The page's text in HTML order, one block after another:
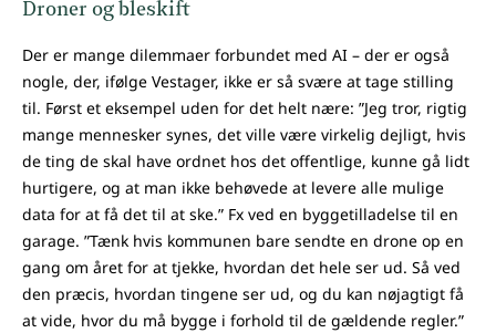
Droner og bleskift
Der er mange dilemmaer forbundet med AI – der er også
nogle, der, ifølge Vestager, ikke er så svære at tage stilling
til. Først et eksempel uden for det helt nære: ”Jeg tror, rigtig
mange mennesker synes, det ville være virkelig dejligt, hvis
de ting de skal have ordnet hos det offentlige, kunne gå lidt
hurtigere, og at man ikke behøvede at levere alle mulige
data for at få det til at ske.” Fx ved en byggetilladelse til en
garage. ”Tænk hvis kommunen bare sendte en drone op en
gang om året for at tjekke, hvordan det hele ser ud. Så ved
den præcis, hvordan tingene ser ud, og du kan nøjagtigt få
at vide, hvor du må bygge i forhold til de gældende regler.”